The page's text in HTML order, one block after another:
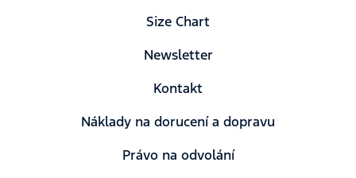
Size Chart
Newsletter
Kontakt
Náklady na dorucení a dopravu
Právo na odvolání